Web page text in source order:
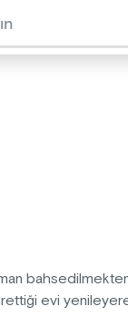
evi